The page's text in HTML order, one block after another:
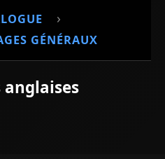
›
GÉNÉRAUX
anglaises